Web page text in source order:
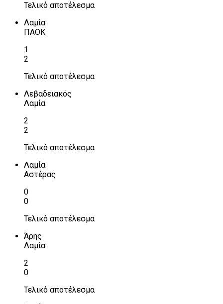
Τελικό αποτέλεσμα
Λαμία
ΠΑΟΚ
1
2
Τελικό αποτέλεσμα
Λεβαδειακός
Λαμία
2
2
Τελικό αποτέλεσμα
Λαμία
Αστέρας
0
0
Τελικό αποτέλεσμα
Άρης
Λαμία
2
0
Τελικό αποτέλεσμα